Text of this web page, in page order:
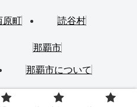
原町 読谷村
那覇市
那覇市について